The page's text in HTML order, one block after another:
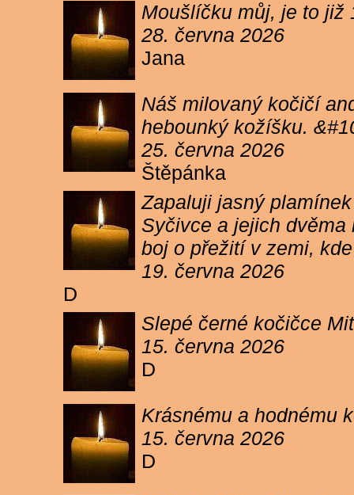
Moušlíčku můj, je to již
28. června 2026
Jana
Náš milovaný kočičí
hebounký kožíšku.
25. června 2026
Štěpánka
Zapaluji jasný
Syčivce a jejich
boj o přežití v zemi,
19. června 2026
D
Slepé černé kočičce
15. června 2026
D
Krásnému a hodnému
15. června 2026
D